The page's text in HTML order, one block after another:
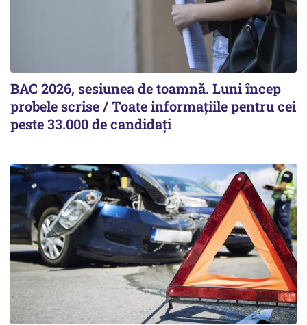
BAC 2026, sesiunea de toamnă. Luni încep
probele scrise / Toate informațiile pentru cei
peste 33.000 de candidați